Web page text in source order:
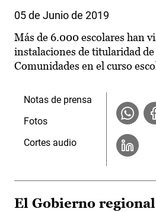
05 de Junio de 2019
Más de 6.000 escolares han
instalaciones de titularidad
Comunidades en el curso
Notas de prensa
Fotos
Cortes audio
El Gobierno